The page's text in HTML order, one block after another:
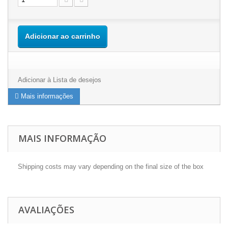
Adicionar ao carrinho
Adicionar à Lista de desejos
Mais informações
MAIS INFORMAÇÃO
Shipping costs may vary depending on the final size of the box
AVALIAÇÕES